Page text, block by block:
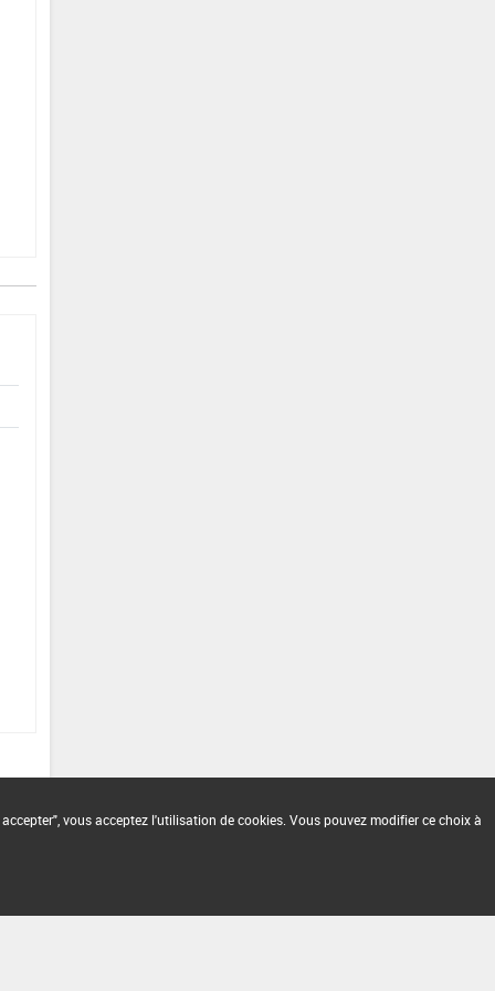
vous acceptez l'utilisation de cookies. Vous pouvez modifier ce choix à